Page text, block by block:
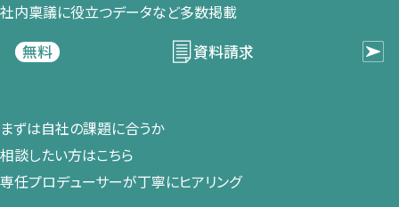
社内稟議に​役立つデータなど​多数掲載
無料
資料請求
まずは​自社の​課題に​合うか​
相談したい方は​こちら
専任プロデューサーが​丁寧に​ヒアリング